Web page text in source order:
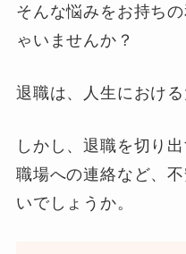
そんな悩みをお持ち
ゃいませんか？
退職は、人生における
しかし、退職を切り
職場への連絡など、
いでしょうか。